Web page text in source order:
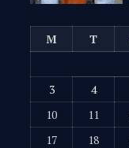
M
T
3
4
10
11
17
18